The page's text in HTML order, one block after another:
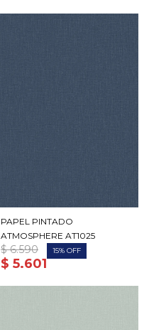
PAPEL PINTADO
ATMOSPHERE AT1025
$ 5.601
$ 6.590 15